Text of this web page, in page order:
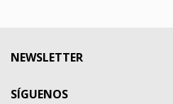
NEWSLETTER
SÍGUENOS